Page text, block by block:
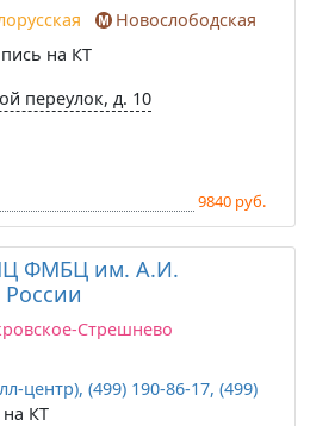
Новослободская
на КТ
переулок, д. 10
9840 руб.
ФМБЦ им. А.И.
Стрешнево
центр), (499) 190-86-17, (499)
на КТ